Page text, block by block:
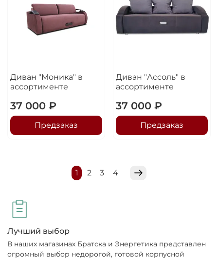
Диван "Моника" в
ассортименте
37 000 ₽
Предзаказ
Диван "Ассоль" в
ассортименте
37 000 ₽
Предзаказ
1 2 3 4
Лучший выбор
В наших магазинах Братска и Энергетика представлен
огромный выбор недорогой, готовой корпусной